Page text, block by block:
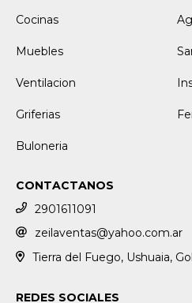
Cocinas
Muebles
Ventilacion
Griferias
Buloneria
CONTACTANOS
2901611091
zeilaventas@yahoo.com.ar
Tierra del Fuego, Ushuaia,
REDES SOCIALES